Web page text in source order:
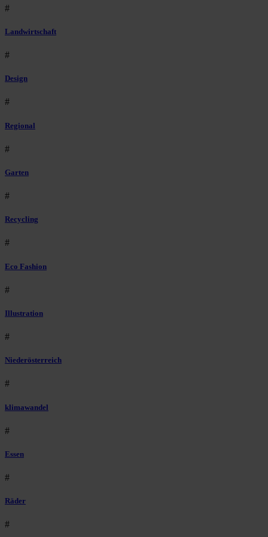
#
Landwirtschaft
#
Design
#
Regional
#
Garten
#
Recycling
#
Eco Fashion
#
Illustration
#
Niederösterreich
#
klimawandel
#
Essen
#
Räder
#